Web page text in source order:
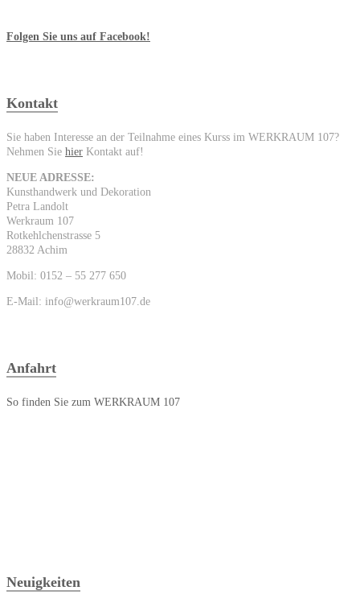
Folgen Sie uns auf Facebook!
Kontakt
Sie haben Interesse an der Teilnahme eines Kurss im WERKRAUM 107?
Nehmen Sie hier Kontakt auf!
NEUE ADRESSE:
Kunsthandwerk und Dekoration
Petra Landolt
Werkraum 107
Rotkehlchenstrasse 5
28832 Achim
Mobil: 0152 – 55 277 650
E-Mail: info@werkraum107.de
Anfahrt
So finden Sie zum WERKRAUM 107
Neuigkeiten